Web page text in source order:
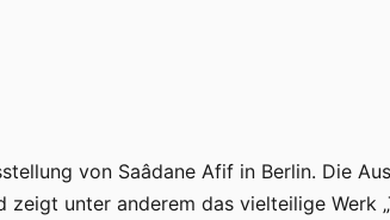
von Saâdane Afif in Berlin. Die
unter anderem das vielteilige Werk